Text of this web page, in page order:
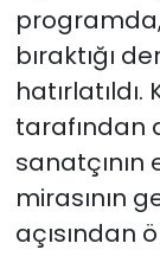
programda,
bıraktığı
tarafından
sanatçının
mirasının
açısından